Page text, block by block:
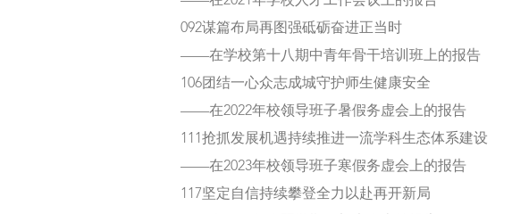
092谋篇布局再图强砥砺奋进正当时
——在学校第十八期中青年骨干培训班上的报告
106团结一心众志成城守护师生健康安全
——在2022年校领导班子暑假务虚会上的报告
111抢抓发展机遇持续推进一流学科生态体系建设
——在2023年校领导班子寒假务虚会上的报告
117坚定自信持续攀登全力以赴再开新局